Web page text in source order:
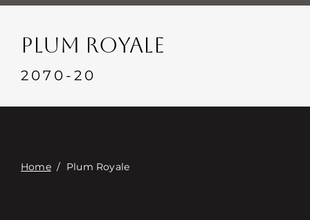
События
Связаться с
PLUM ROYALE
2070-20
Home/ Plum Royale